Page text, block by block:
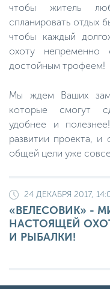
чтобы житель
спланировать отдых
чтобы каждый
охоту непременно
достойным трофеем!
Мы ждем Ваших
которые смогут
удобнее и
развитии проекта,
общей цели уже
24 ДЕКАБРЯ 2017,
«ВЕЛЕСОВИК» -
НАСТОЯЩЕЙ
И РЫБАЛКИ!